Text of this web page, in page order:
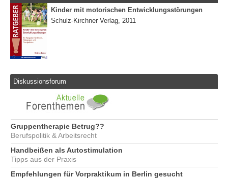
Kinder mit motorischen Entwicklungsstörungen
Schulz-Kirchner Verlag, 2011
Diskussionsforum
Gruppentherapie Betrug??
Berufspolitik & Arbeitsrecht
Handbeißen als Autostimulation
Tipps aus der Praxis
Empfehlungen für Vorpraktikum in Berlin gesucht